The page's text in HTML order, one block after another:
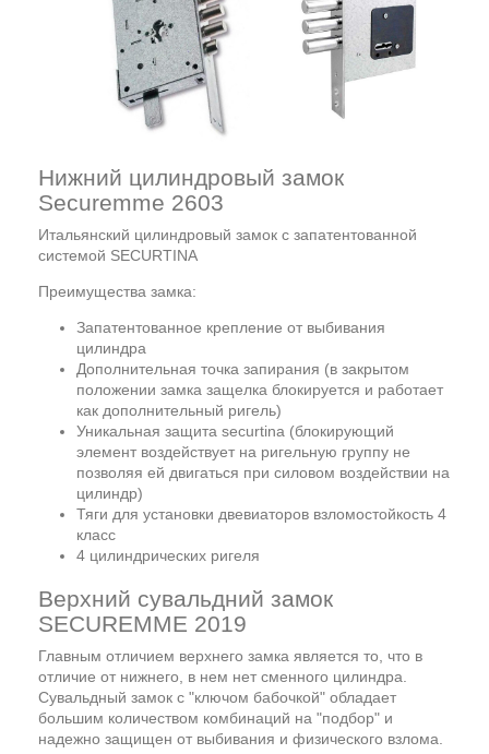
Нижний цилиндровый замок
Securemme 2603
Итальянский цилиндровый замок с запатентованной
системой SECURTINA
Преимущества замка:
Запатентованное крепление от выбивания
цилиндра
Дополнительная точка запирания (в закрытом
положении замка защелка блокируется и работает
как дополнительный ригель)
Уникальная защита securtina (блокирующий
элемент воздействует на ригельную группу не
позволяя ей двигаться при силовом воздействии на
цилиндр)
Тяги для установки двевиаторов взломостойкость 4
класс
4 цилиндрических ригеля
Верхний сувальдний замок
SECUREMME 2019
Главным отличием верхнего замка является то, что в
отличие от нижнего, в нем нет сменного цилиндра.
Сувальдный замок с "ключом бабочкой" обладает
большим количеством комбинаций на "подбор" и
надежно защищен от выбивания и физического взлома.